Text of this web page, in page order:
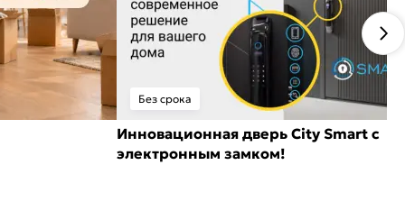
Без срока
Инновационная дверь City Smart с
электронным замком!